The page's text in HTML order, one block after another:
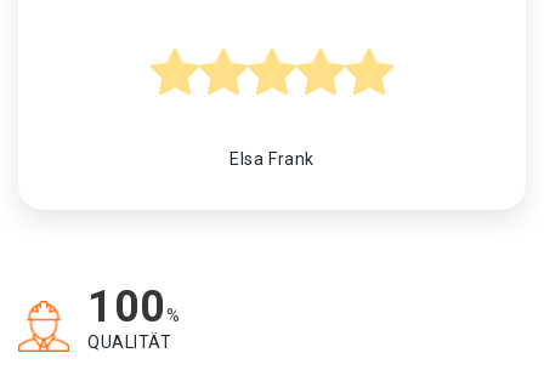
Elsa Frank
100%
QUALITÄT